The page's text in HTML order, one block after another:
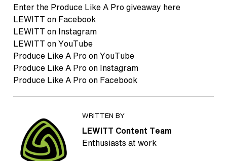
Enter the Produce Like A Pro giveaway here
LEWITT on Facebook
LEWITT on Instagram
LEWITT on YouTube
Produce Like A Pro on YouTube
Produce Like A Pro on Instagram
Produce Like A Pro on Facebook
WRITTEN BY
LEWITT Content Team
Enthusiasts at work